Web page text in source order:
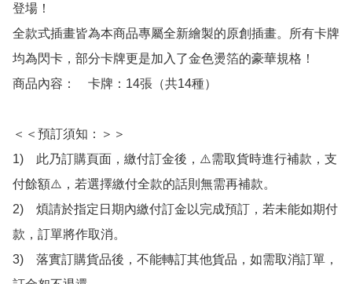
登場！
全款式插畫皆為本商品專屬全新繪製的原創插畫。所有卡牌
均為閃卡，部分卡牌更是加入了金色燙箔的豪華規格！
商品內容：　卡牌：14張（共14種）
＜＜預訂須知：＞＞
1)　此乃訂購頁面，繳付訂金後，⚠️需取貨時進行補款，支
付餘額⚠️，若選擇繳付全款的話則無需再補款。
2)　煩請於指定日期內繳付訂金以完成預訂，若未能如期付
款，訂單將作取消。
3)　落實訂購貨品後，不能轉訂其他貨品，如需取消訂單，